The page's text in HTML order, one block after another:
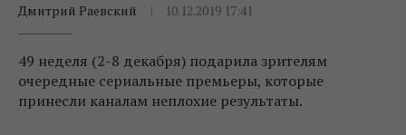
Дмитрий Раевский
10.12.2019 17:41
49 неделя (2-8 декабря) подарила зрителям
очередные сериальные премьеры, которые
принесли каналам неплохие результаты.